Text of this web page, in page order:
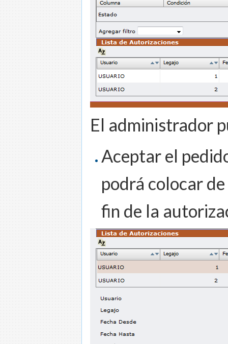
El administrador
Aceptar el
podrá colocar
fin de la